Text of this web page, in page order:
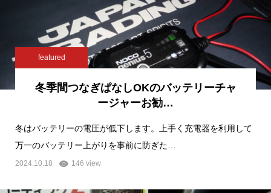
featured
冬季間つなぎぱなしOKのバッテリーチャ
ージャーお勧…
冬はバッテリーの電圧が低下します。上手く充電器を利用して
万一のバッテリー上がりを事前に防ぎた…
2024.10.18 146 view